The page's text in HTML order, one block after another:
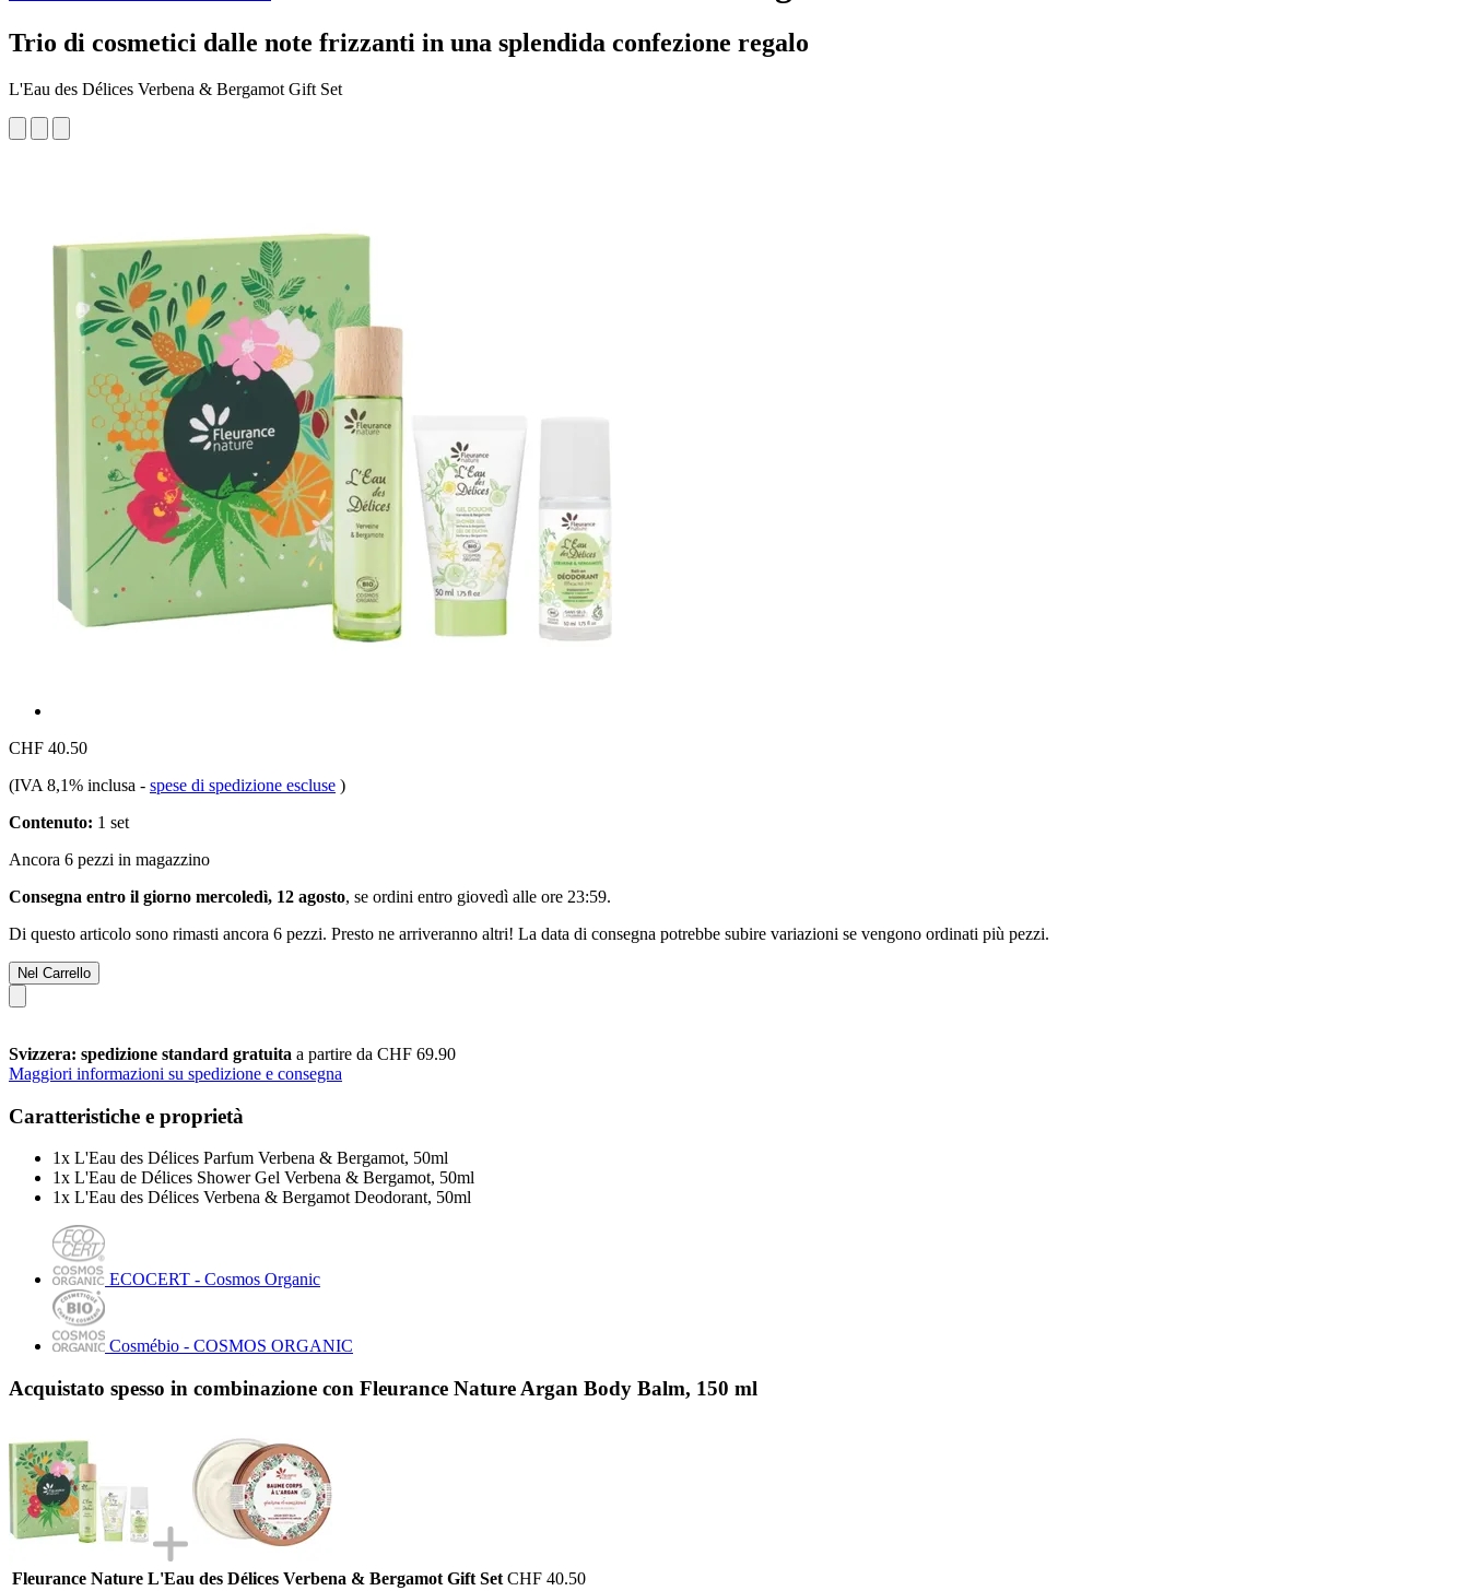
Trio di cosmetici dalle note frizzanti in una splendida confezione regalo
L'Eau des Délices Verbena & Bergamot Gift Set
CHF 40.50
(IVA 8,1% inclusa - spese di spedizione escluse )
Contenuto: 1 set
Ancora 6 pezzi in magazzino
Consegna entro il giorno mercoledì, 12 agosto, se ordini entro giovedì alle ore 23:59.
Di questo articolo sono rimasti ancora 6 pezzi. Presto ne arriveranno altri! La data di consegna potrebbe subire variazioni se vengono ordinati più pezzi.
Nel Carrello
Svizzera: spedizione standard gratuita a partire da CHF 69.90
Maggiori informazioni su spedizione e consegna
Caratteristiche e proprietà
1x L'Eau des Délices Parfum Verbena & Bergamot, 50ml
1x L'Eau de Délices Shower Gel Verbena & Bergamot, 50ml
1x L'Eau des Délices Verbena & Bergamot Deodorant, 50ml
ECOCERT - Cosmos Organic
Cosmébio - COSMOS ORGANIC
Acquistato spesso in combinazione con Fleurance Nature Argan Body Balm, 150 ml
Fleurance Nature L'Eau des Délices Verbena & Bergamot Gift Set CHF 40.50